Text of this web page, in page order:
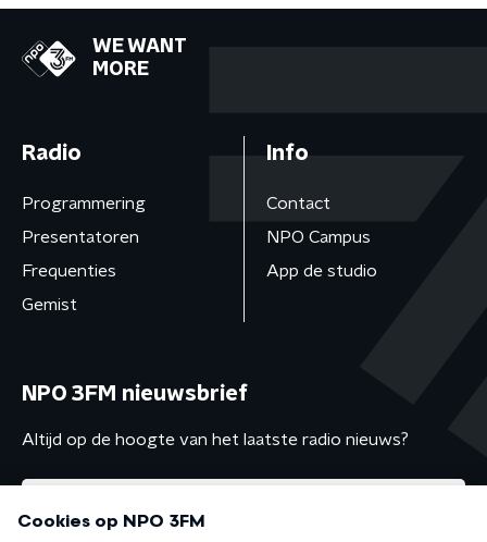
WE WANT
MORE
Radio
Programmering
Presentatoren
Frequenties
Gemist
Info
Contact
NPO Campus
App de studio
NPO 3FM nieuwsbrief
Altijd op de hoogte van het laatste radio nieuws?